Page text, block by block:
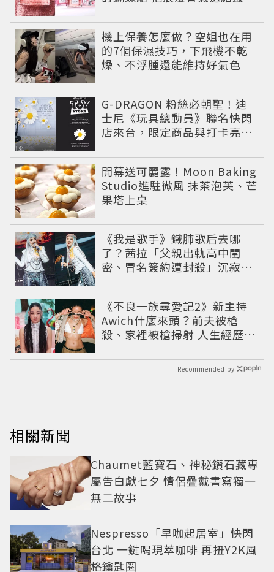
機上保養怎麼做？空姐也在用
的7個保濕技巧，下飛機不乾
燥、不浮腫還能維持好氣色
G-DRAGON 粉絲必朝聖！迪
士尼《玩具總動員》聯名快閃
店來台，限定商品與打卡亮點
開幕送可麗露！Moon Baking
Studio進駐微風 抹茶泡芙、芒
果塔上桌
《我是歌手》鐵肺歌后去哪
了？茜拉「父親出軌高中閨
密、冒名簽約遭封殺」沉寂12
《不良一族尋愛記2》新主持
Awich什麼來頭？前夫被槍
殺、家裡被槍掃射 人生經歷比
Recommended by
相關新聞
Chaumet藍寶石、神秘鑽石藏專
屬告白獻七夕 情侶疊戴書寫獨一
無二故事
Nespresso「早咖起居室」快閃
台北 一鍵喝現萃咖啡 再扭Y2K風
格鑰匙圈